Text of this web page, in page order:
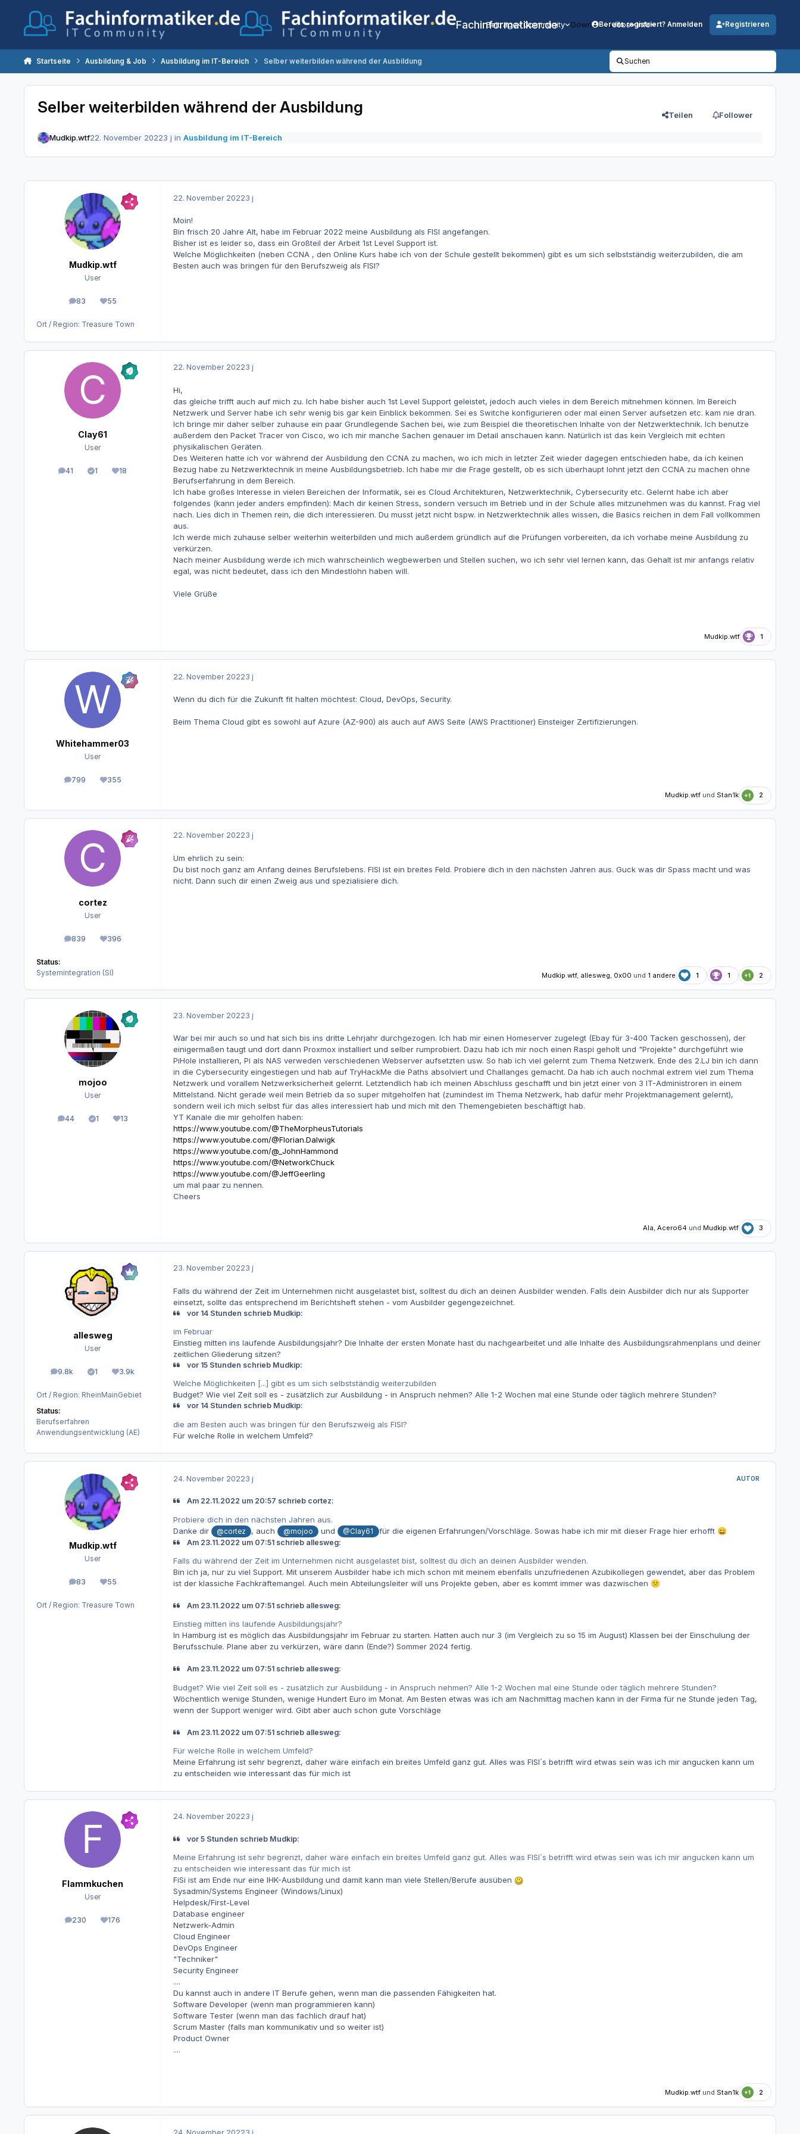
Fachinformatiker.de
Beiträge Community DownloadsJobs Info
Bereits registriert? Anmelden Registrieren
Startseite Ausbildung & Job Ausbildung im IT-Bereich Selber weiterbilden während der Ausbildung Suchen
Selber weiterbilden während der Ausbildung Teilen Follower
Mudkip.wtf22. November 20223 j in Ausbildung im IT-Bereich
Mudkip.wtf
User
83
Beiträge55
Reputation
Ort / Region: Treasure Town
22. November 20223 j
Moin!
Bin frisch 20 Jahre Alt, habe im Februar 2022 meine Ausbildung als FISI angefangen.
Bisher ist es leider so, dass ein Großteil der Arbeit 1st Level Support ist.
Welche Möglichkeiten (neben CCNA , den Online Kurs habe ich von der Schule gestellt bekommen) gibt es um sich selbstständig weiterzubilden, die am
Besten auch was bringen für den Berufszweig als FISI?
Clay61
User
41
Beiträge1
Lösungen
18
Reputation
22. November 20223 j
Hi,
das gleiche trifft auch auf mich zu. Ich habe bisher auch 1st Level Support geleistet, jedoch auch vieles in dem Bereich mitnehmen können. Im Bereich
Netzwerk und Server habe ich sehr wenig bis gar kein Einblick bekommen. Sei es Switche konfigurieren oder mal einen Server aufsetzen etc. kam nie dran.
Ich bringe mir daher selber zuhause ein paar Grundlegende Sachen bei, wie zum Beispiel die theoretischen Inhalte von der Netzwerktechnik. Ich benutze
außerdem den Packet Tracer von Cisco, wo ich mir manche Sachen genauer im Detail anschauen kann. Natürlich ist das kein Vergleich mit echten
physikalischen Geräten.
Des Weiteren hatte ich vor während der Ausbildung den CCNA zu machen, wo ich mich in letzter Zeit wieder dagegen entschieden habe, da ich keinen
Bezug habe zu Netzwerktechnik in meine Ausbildungsbetrieb. Ich habe mir die Frage gestellt, ob es sich überhaupt lohnt jetzt den CCNA zu machen ohne
Berufserfahrung in dem Bereich.
Ich habe großes Interesse in vielen Bereichen der Informatik, sei es Cloud Architekturen, Netzwerktechnik, Cybersecurity etc. Gelernt habe ich aber
folgendes (kann jeder anders empfinden): Mach dir keinen Stress, sondern versuch im Betrieb und in der Schule alles mitzunehmen was du kannst. Frag viel
nach. Lies dich in Themen rein, die dich interessieren. Du musst jetzt nicht bspw. in Netzwerktechnik alles wissen, die Basics reichen in dem Fall vollkommen
aus.
Ich werde mich zuhause selber weiterhin weiterbilden und mich außerdem gründlich auf die Prüfungen vorbereiten, da ich vorhabe meine Ausbildung zu
verkürzen.
Nach meiner Ausbildung werde ich mich wahrscheinlich wegbewerben und Stellen suchen, wo ich sehr viel lernen kann, das Gehalt ist mir anfangs relativ
egal, was nicht bedeutet, dass ich den Mindestlohn haben will.
Viele Grüße
Mudkip.wtf 1
Whitehammer03
User
799
Beiträge 355
Reputation
22. November 20223 j
Wenn du dich für die Zukunft fit halten möchtest: Cloud, DevOps, Security.
Beim Thema Cloud gibt es sowohl auf Azure (AZ-900) als auch auf AWS Seite (AWS Practitioner) Einsteiger Zertifizierungen.
Mudkip.wtfund Stan1k 2
cortez
User
839
Beiträge 396
Reputation
Status:
Systemintegration (SI)
22. November 20223 j
Um ehrlich zu sein:
Du bist noch ganz am Anfang deines Berufslebens. FISI ist ein breites Feld. Probiere dich in den nächsten Jahren aus. Guck was dir Spass macht und was
nicht. Dann such dir einen Zweig aus und spezialisiere dich.
Mudkip.wtf, allesweg 0x00 und 1 andere 1 1 2
mojoo
User
44
Beiträge1
Lösungen
13
Reputation
23. November 20223 j
War bei mir auch so und hat sich bis ins dritte Lehrjahr durchgezogen. Ich hab mir einen Homeserver zugelegt (Ebay für 3-400 Tacken geschossen), der
einigermaßen taugt und dort dann Proxmox installiert und selber rumprobiert. Dazu hab ich mir noch einen Raspi geholt und "Projekte" durchgeführt wie
PiHole installieren, Pi als NAS verweden verschiedenen Webserver aufsetzten usw. So hab ich viel gelernt zum Thema Netzwerk. Ende des 2.LJ bin ich dann
in die Cybersecurity eingestiegen und hab auf TryHackMe die Paths absolviert und Challanges gemacht. Da hab ich auch nochmal extrem viel zum Thema
Netzwerk und vorallem Netzwerksicherheit gelernt. Letztendlich hab ich meinen Abschluss geschafft und bin jetzt einer von 3 IT-Administroren in einem
Mittelstand. Nicht gerade weil mein Betrieb da so super mitgeholfen hat (zumindest im Thema Netzwerk, hab dafür mehr Projektmanagement gelernt),
sondern weil ich mich selbst für das alles interessiert hab und mich mit den Themengebieten beschäftigt hab.
YT Kanäle die mir geholfen haben:
https://www.youtube.com/@TheMorpheusTutorials
https://www.youtube.com/@Florian.Dalwigk
https://www.youtube.com/@_JohnHammond
https://www.youtube.com/@NetworkChuck
https://www.youtube.com/@JeffGeerling
um mal paar zu nennen.
Cheers
Ala, Acero64 und Mudkip.wtf 3
allesweg
User
9.8k
Beiträge 1
Lösungen3.9k
Reputation
Ort / Region: RheinMainGebiet
Status:
Berufserfahren
Anwendungsentwicklung (AE)
23. November 20223 j
Falls du während der Zeit im Unternehmen nicht ausgelastet bist, solltest du dich an deinen Ausbilder wenden. Falls dein Ausbilder dich nur als Supporter
einsetzt, sollte das entsprechend im Berichtsheft stehen - vom Ausbilder gegengezeichnet.
vor 14 Stunden schrieb Mudkip:
im Februar
Einstieg mitten ins laufende Ausbildungsjahr? Die Inhalte der ersten Monate hast du nachgearbeitet und alle Inhalte des Ausbildungsrahmenplans und deiner
zeitlichen Gliederung sitzen?
vor 15 Stunden schrieb Mudkip:
Welche Möglichkeiten [...] gibt es um sich selbstständig weiterzubilden
Budget? Wie viel Zeit soll es - zusätzlich zur Ausbildung - in Anspruch nehmen? Alle 1-2 Wochen mal eine Stunde oder täglich mehrere Stunden?
vor 14 Stunden schrieb Mudkip:
die am Besten auch was bringen für den Berufszweig als FISI?
Für welche Rolle in welchem Umfeld?
Mudkip.wtf
User
83
Beiträge55
Reputation
Ort / Region: Treasure Town
24. November 20223 j AUTOR
Am 22.11.2022 um 20:57 schrieb cortez:
Probiere dich in den nächsten Jahren aus.
Danke dir
@cortez , auch @mojoo und @Clay61 für die eigenen Erfahrungen/Vorschläge. Sowas habe ich mir mit dieser Frage hier erhofft 😄
Am 23.11.2022 um 07:51 schrieb allesweg:
Falls du während der Zeit im Unternehmen nicht ausgelastet bist, solltest du dich an deinen Ausbilder wenden.
Bin ich ja, nur zu viel Support. Mit unserem Ausbilder habe ich mich schon mit meinem ebenfalls unzufriedenen Azubikollegen gewendet, aber das Problem
ist der klassiche Fachkräftemangel. Auch mein Abteilungsleiter will uns Projekte geben, aber es kommt immer was dazwischen 😕
Am 23.11.2022 um 07:51 schrieb allesweg:
Einstieg mitten ins laufende Ausbildungsjahr?
In Hamburg ist es möglich das Ausbildungsjahr im Februar zu starten. Hatten auch nur 3 (im Vergleich zu so 15 im August) Klassen bei der Einschulung der
Berufsschule. Plane aber zu verkürzen, wäre dann (Ende?) Sommer 2024 fertig.
Am 23.11.2022 um 07:51 schrieb allesweg:
Budget? Wie viel Zeit soll es - zusätzlich zur Ausbildung - in Anspruch nehmen? Alle 1-2 Wochen mal eine Stunde oder täglich mehrere Stunden?
Wöchentlich wenige Stunden, wenige Hundert Euro im Monat. Am Besten etwas was ich am Nachmittag machen kann in der Firma für ne Stunde jeden Tag,
wenn der Support weniger wird. Gibt aber auch schon gute Vorschläge
Am 23.11.2022 um 07:51 schrieb allesweg:
Für welche Rolle in welchem Umfeld?
Meine Erfahrung ist sehr begrenzt, daher wäre einfach ein breites Umfeld ganz gut. Alles was FISI´s betrifft wird etwas sein was ich mir angucken kann um
zu entscheiden wie interessant das für mich ist
Flammkuchen
User
230
Beiträge 176
Reputation
24. November 20223 j
vor 5 Stunden schrieb Mudkip:
Meine Erfahrung ist sehr begrenzt, daher wäre einfach ein breites Umfeld ganz gut. Alles was FISI´s betrifft wird etwas sein was ich mir angucken kann um
zu entscheiden wie interessant das für mich ist
FiSi ist am Ende nur eine IHK-Ausbildung und damit kann man viele Stellen/Berufe ausüben
Sysadmin/Systems Engineer (Windows/Linux)
Helpdesk/First-Level
Database engineer
Netzwerk-Admin
Cloud Engineer
DevOps Engineer
"Techniker"
Security Engineer
....
Du kannst auch in andere IT Berufe gehen, wenn man die passenden Fähigkeiten hat.
Software Developer (wenn man programmieren kann)
Software Tester (wenn man das fachlich drauf hat)
Scrum Master (falls man kommunikativ und so weiter ist)
Product Owner
....
Mudkip.wtfund Stan1k 2